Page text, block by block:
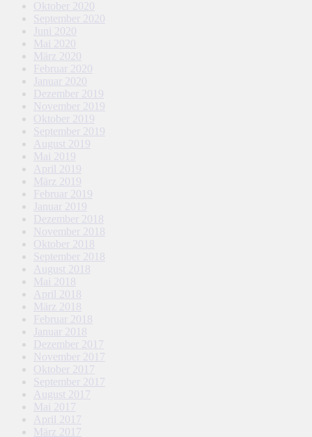
Oktober 2020
September 2020
Juni 2020
Mai 2020
März 2020
Februar 2020
Januar 2020
Dezember 2019
November 2019
Oktober 2019
September 2019
August 2019
Mai 2019
April 2019
März 2019
Februar 2019
Januar 2019
Dezember 2018
November 2018
Oktober 2018
September 2018
August 2018
Mai 2018
April 2018
März 2018
Februar 2018
Januar 2018
Dezember 2017
November 2017
Oktober 2017
September 2017
August 2017
Mai 2017
April 2017
März 2017